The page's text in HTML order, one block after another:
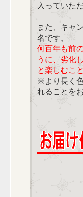
入っていた
また、キャ
名です。
何百年も前
うに、劣化
と楽しむこ
※より長く
れることを